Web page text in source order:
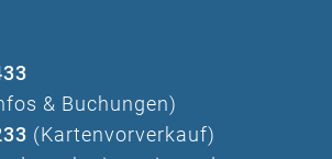
& Buchungen)
(Kartenvorverkauf)